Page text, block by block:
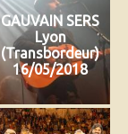
GAUVAIN SERS
Lyon
(Transbordeur)
16/05/2018